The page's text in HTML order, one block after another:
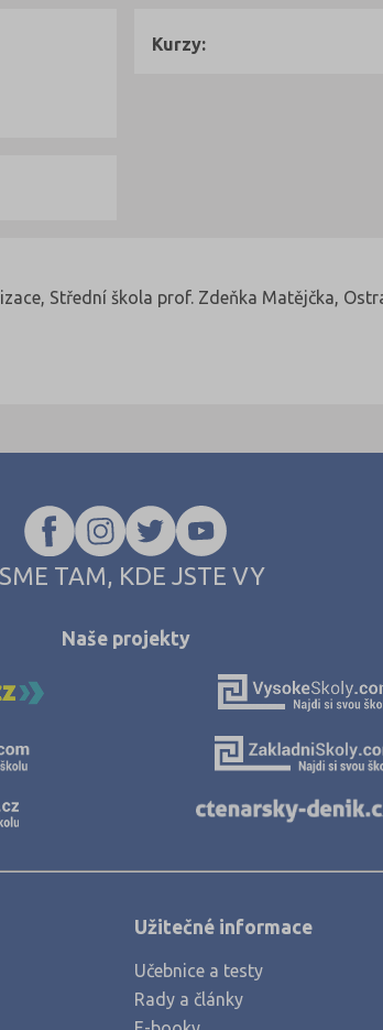
Kurzy:
Střední škola prof. Zdeňka Matějčka,
TAM, KDE JSTE VY
Naše projekty
Užitečné informace
Učebnice a testy
Rady a články